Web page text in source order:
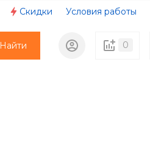
Скидки Условия работы
0
Найти